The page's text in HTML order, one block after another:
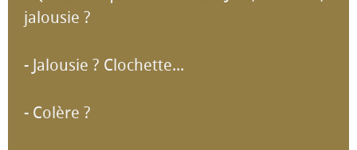
jalousie ?
- Jalousie ? Clochette...
- Colère ?